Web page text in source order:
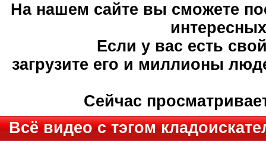
На нашем сайте вы сможете
Если у вас есть
загрузите его и миллионы
Сейчас
Всё видео с тэгом